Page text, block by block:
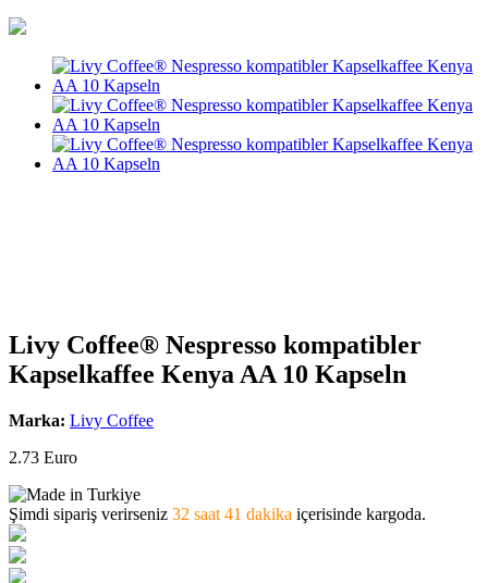
Livy Coffee® Nespresso kompatibler
Kapselkaffee Kenya AA 10 Kapseln
Marka: Livy Coffee
2.73 Euro
Şimdi sipariş verirseniz 32 saat 41 dakika içerisinde kargoda.